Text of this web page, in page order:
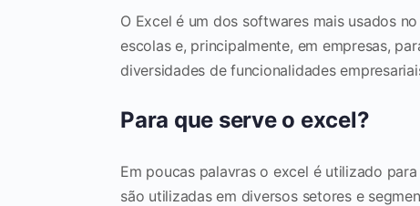
O Excel é um dos softwares mais usados
escolas e, principalmente, em empresas,
diversidades de funcionalidades
Para que serve o excel?
Em poucas palavras o excel é utilizado
são utilizadas em diversos setores e